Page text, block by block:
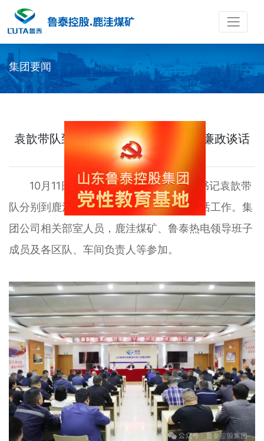
集团要闻
袁歆带队到鹿洼煤矿、鲁泰热电开展廉政谈话
时间：2024-10-14 访问量：1571
10月11日，集团公司党委委员、纪委书记袁歆带
队分别到鹿洼煤矿、鲁泰热电开展廉政谈话工作。集
团公司相关部室人员，鹿洼煤矿、鲁泰热电领导班子
成员及各区队、车间负责人等参加。